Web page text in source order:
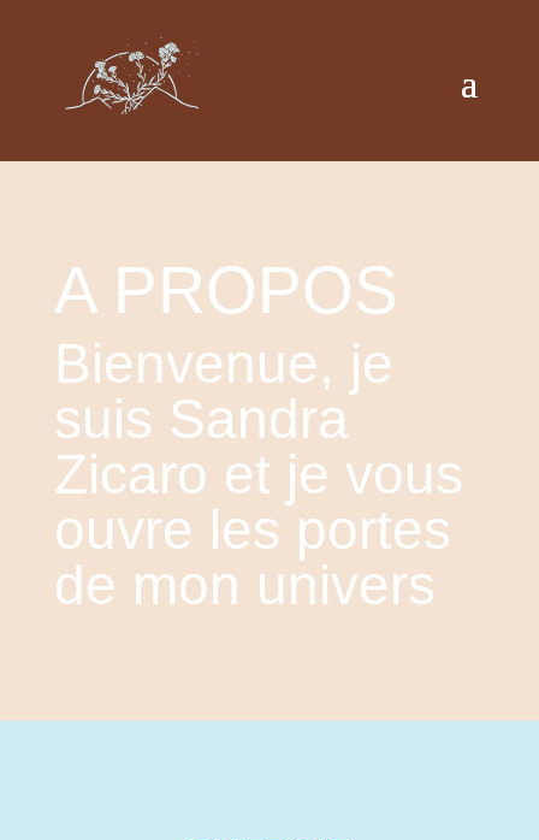
A PROPOS
Bienvenue, je
suis Sandra
Zicaro et je vous
ouvre les portes
de mon univers